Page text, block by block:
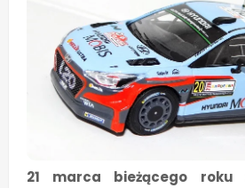
21 marca bieżącego roku